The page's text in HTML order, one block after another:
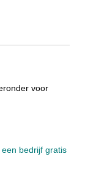
voor
een bedrijf gratis